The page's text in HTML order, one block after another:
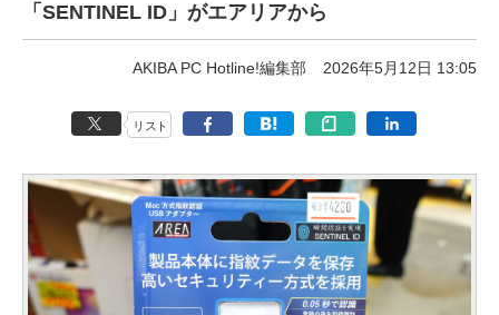
「SENTINEL ID」がエアリアから
AKIBA PC Hotline!編集部 2026年5月12日 13:05
リスト